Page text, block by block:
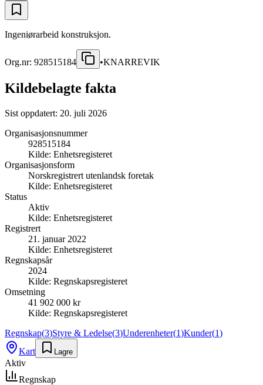
Ingeniørarbeid konstruksjon.
Org.nr: 928515184 •KNARREVIK
Kildebelagte fakta
Sist oppdatert: 20. juli 2026
Organisasjonsnummer
928515184
Kilde: Enhetsregisteret
Organisasjonsform
Norskregistrert utenlandsk foretak
Kilde: Enhetsregisteret
Status
Aktiv
Kilde: Enhetsregisteret
Registrert
21. januar 2022
Kilde: Enhetsregisteret
Regnskapsår
2024
Kilde: Regnskapsregisteret
Omsetning
41 902 000 kr
Kilde: Regnskapsregisteret
Regnskap(3)Styre & Ledelse(3)Underenheter(1)Kunder(1)
Kart
Lagre
Aktiv
Regnskap